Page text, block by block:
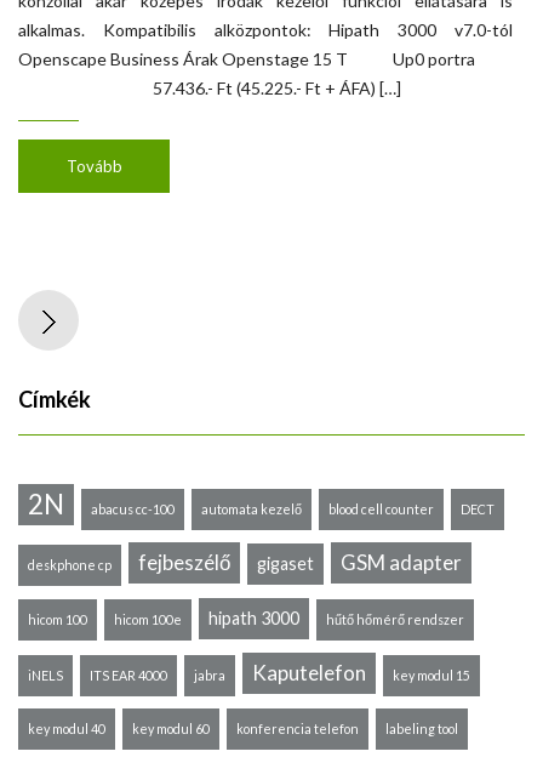
alkalmas. Kompatibilis alközpontok: Hipath 3000 v7.0-tól
Openscape Business Árak Openstage 15 T Up0 portra
57.436.- Ft (45.225.- Ft + ÁFA) […]
Tovább
Címkék
2N abacus cc-100 automata kezelő blood cell counter DECT
deskphone cp fejbeszélő gigaset GSM adapter
hicom 100 hicom 100e hipath 3000 hűtő hőmérő rendszer
iNELS ITS EAR 4000 jabra Kaputelefon key modul 15
key modul 40 key modul 60 konferencia telefon labeling tool